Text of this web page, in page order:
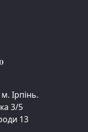
Ірпінь.
3/5
13